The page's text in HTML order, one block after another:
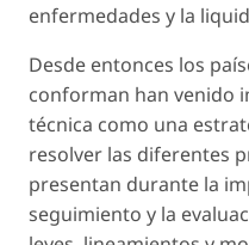
enfermedades y la
Desde entonces los
conforman han venido
técnica como una
resolver las diferentes
presentan durante la
seguimiento y la